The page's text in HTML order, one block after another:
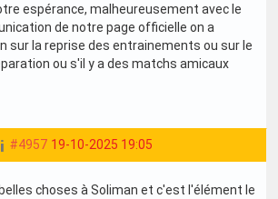
espérance, malheureusement avec le
de notre page officielle on a
sur la reprise des entrainements ou sur le
ou s'il y a des matchs amicaux
#4957 19-10-2025 19:05
choses à Soliman et c'est l'élément le